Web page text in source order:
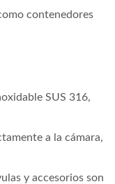
contenedores
SUS 316,
a la cámara,
y accesorios son